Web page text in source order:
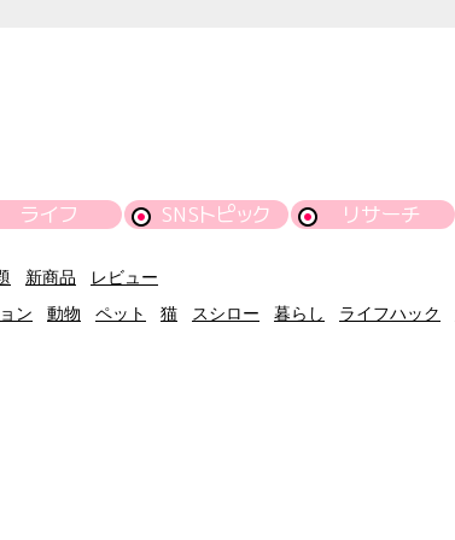
ライフ SNSトピック リサーチ
新商品
レビュー
ン
動物 ペット 猫 スシロー 暮らし ライフハック